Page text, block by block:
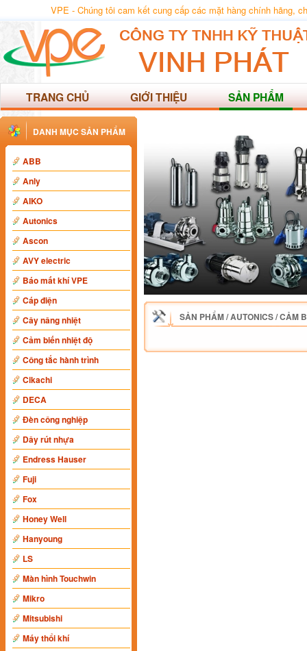
VPE - Chúng tôi cam kết cung cấp các mặt hàng chính hãng,
TRANG CHỦ GIỚI THIỆU SẢN PHẨM
DANH MỤC SẢN PHẨM
ABB
Anly
AIKO
Autonics
Ascon
AVY electric
Báo mất khí VPE
Cáp điện
Cây nâng nhiệt
Cảm biến nhiệt độ
Công tắc hành trình
Cikachi
DECA
Đèn công nghiệp
Dây rút nhựa
Endress Hauser
Fuji
Fox
Honey Well
Hanyoung
LS
Màn hình Touchwin
Mikro
Mitsubishi
Máy thổi khí
SẢN PHẨM/AUTONICS/CẢM